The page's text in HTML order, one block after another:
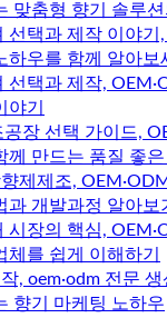
맞춤형 향기 솔루
선택과 제작 이야기,
하우를 함께 알아보
선택과 제작,
야기
장 선택 가이드,
께 만드는 품질 좋은
제제조,
과 개발과정 알아보
시장의 핵심,
체를 쉽게 이해하기
, oem·odm 전문
향기 마케팅 노하우